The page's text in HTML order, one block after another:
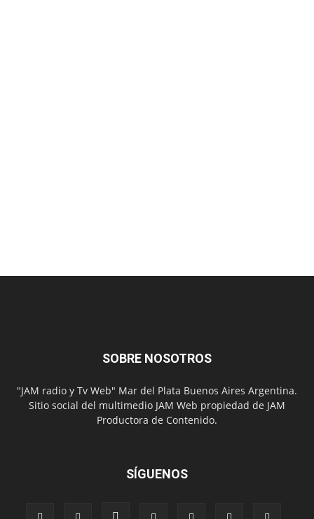
SOBRE NOSOTROS
"JAM radio y Tv Web" Mar del Plata Buenos Aires Argentina.
Sitio social del multimedio JAM Web propiedad de JAM
Productora de Contenido.
SÍGUENOS